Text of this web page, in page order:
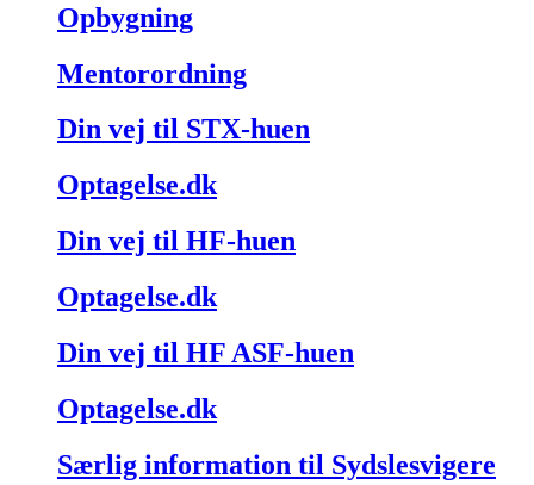
Opbygning
Mentorordning
Din vej til STX-huen
Optagelse.dk
Din vej til HF-huen
Optagelse.dk
Din vej til HF ASF-huen
Optagelse.dk
Særlig information til Sydslesvigere